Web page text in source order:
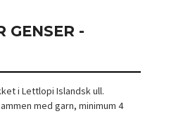
GENSER -
i Lettlopi Islandsk ull.
med garn, minimum 4